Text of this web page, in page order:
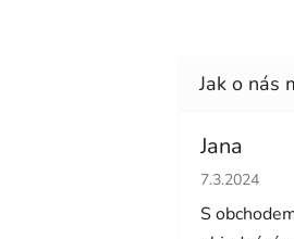
Jana
Hodnocení
7.3.2024
S